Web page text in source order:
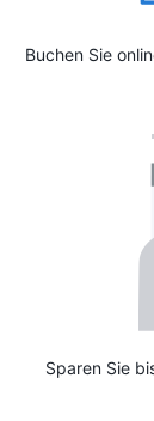
Buchen Sie
Sparen Sie